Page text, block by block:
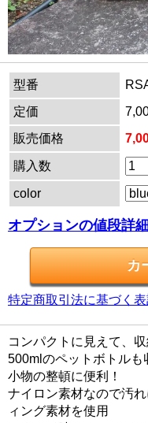
型番
定価
販売価格
購入数
color
オプションの値段詳
特定商取引法に基づく
コンパクトに見えて、
500mlのペットボトルも
小物の整頓に便利！
ナイロン素材なので汚
ィング素材を使用